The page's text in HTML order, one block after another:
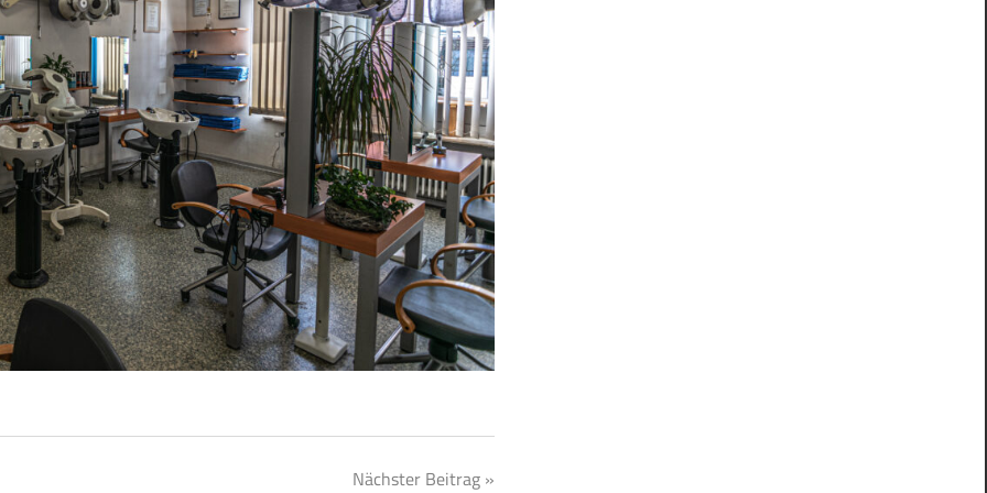
Nächster Beitrag